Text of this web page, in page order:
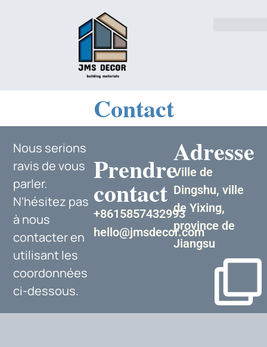
Contact
Nous serions
ravis de vous
parler.
N'hésitez pas
à nous
contacter en
utilisant les
coordonnées
ci-dessous.
Prendre
contact
+8615857432993
hello@jmsdecor.com
Adresse
Ville de
Dingshu, ville
de Yixing,
province de
Jiangsu